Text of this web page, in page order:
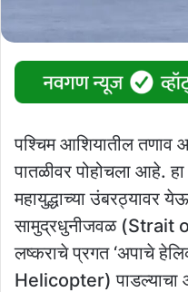
पश्चिम आशियातील तणाव
पातळीवर पोहोचला आहे.
महायुद्धाच्या उंबरठ्यावर
सामुद्रधुनीजवळ (Strait
लष्कराचे प्रगत ‘अपाचे
Helicopter) पाडल्याचा